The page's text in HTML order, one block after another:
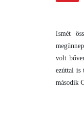
Ismét
volt
ezúttal is
második